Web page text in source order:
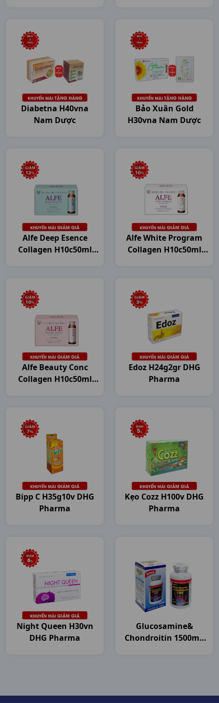
Diabetna H40vna
Nam Dược
Bảo Xuân Gold
H30vna Nam Dược
Alfe Deep Esence
Collagen H10c50ml
Alfe White Program
Collagen H10c50ml
Alfe Beauty Conc
Collagen H10c50ml
Edoz H24g2gr DHG
Pharma
Bipp C H35g10v DHG
Pharma
Kẹo Cozz H100v DHG
Pharma
Night Queen H30vn
DHG Pharma
Glucosamine&
Chondroitin 1500mg